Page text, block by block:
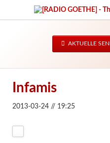
AKTUELLE
Infamis
2013-03-24 // 19:25